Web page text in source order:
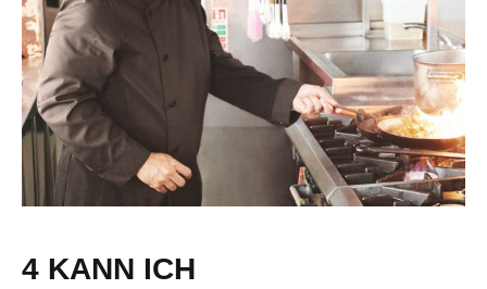
4 KANN ICH